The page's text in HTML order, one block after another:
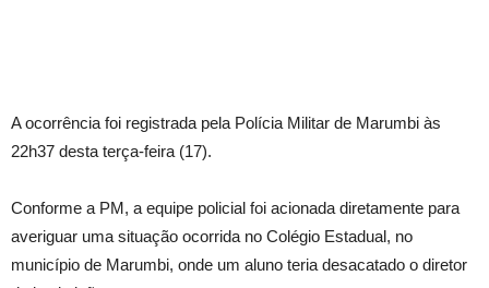
A ocorrência foi registrada pela Polícia Militar de Marumbi às
22h37 desta terça-feira (17).
Conforme a PM, a equipe policial foi acionada diretamente para
averiguar uma situação ocorrida no Colégio Estadual, no
município de Marumbi, onde um aluno teria desacatado o diretor